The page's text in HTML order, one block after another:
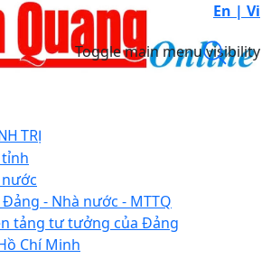
En | Vi
Toggle main menu visibility
TRỊ
- Nhà nước - MTTQ
tảng tư tưởng của Đảng
Chí Minh